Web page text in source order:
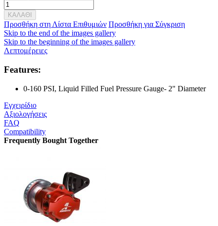
ΚΑΛΑΘΙ
Προσθήκη στη Λίστα Επιθυμιών Προσθήκη για Σύγκριση
Skip to the end of the images gallery
Skip to the beginning of the images gallery
Λεπτομέρειες
Features:
0-160 PSI, Liquid Filled Fuel Pressure Gauge- 2" Diameter
Εγχειρίδιο
Αξιολογήσεις
FAQ
Compatibility
Frequently Bought Together